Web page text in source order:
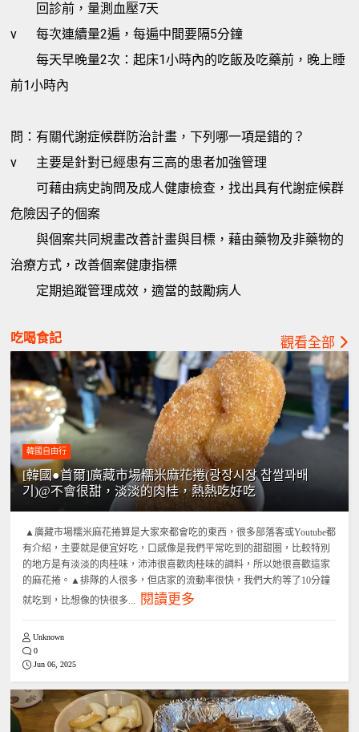
回診前，量測血壓7天
v
每次連續量2遍，每遍中間要隔5分鐘
每天早晚量2次：起床1小時內的吃飯及吃藥前，晚上睡
前1小時內
問：有關代謝症候群防治計畫，下列哪一項是錯的？
v
主要是針對已經患有三高的患者加強管理
可藉由病史詢問及成人健康檢查，找出具有代謝症候群
危險因子的個案
與個案共同規畫改善計畫與目標，藉由藥物及非藥物的
治療方式，改善個案健康指標
定期追蹤管理成效，適當的鼓勵病人
吃喝食記 觀看全部
韓國自由行
[韓國●首爾]廣藏市場糯米麻花捲(광장시장 찹쌀꽈배
기)@不會很甜，淡淡的肉桂，熱熱吃好吃
▲廣藏市場糯米麻花捲算是大家來都會吃的東西，很多部落客或Youtube都
有介紹，主要就是便宜好吃，口感像是我們平常吃到的甜甜圈，比較特別
的地方是有淡淡的肉桂味，沛沛很喜歡肉桂味的調料，所以她很喜歡這家
的麻花捲。▲排隊的人很多，但店家的流動率很快，我們大約等了10分鐘
就吃到，比想像的快很多...
閱讀更多
Unknown
0
Jun 06, 2025